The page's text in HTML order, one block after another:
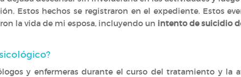
Estos hechos se registraron en el expediente. Estos
la vida de mi esposa, incluyendo un intento de suicidio
y enfermeras durante el curso del tratamiento y la